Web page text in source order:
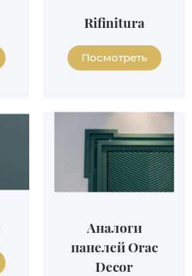
Rifinitura
Посмотреть
Аналоги
панелей Orac
Decor